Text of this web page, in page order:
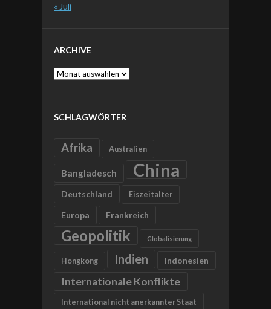
« Juli
ARCHIVE
Archive
SCHLAGWÖRTER
Afrika Australien
Bangladesch China
Deutschland Eiszeitalter
Europa Frankreich
Geopolitik Globalisierung
Hongkong Indien Indonesien
Internationale Konflikte
International nicht anerkannter Staat